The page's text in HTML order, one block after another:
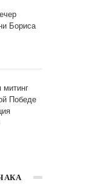
Бориса
митинг
Победе